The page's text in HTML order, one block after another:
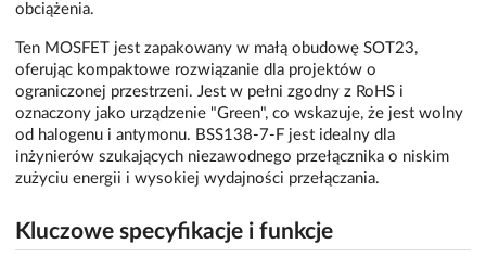
obciążenia.
Ten MOSFET jest zapakowany w małą obudowę SOT23,
oferując kompaktowe rozwiązanie dla projektów o
ograniczonej przestrzeni. Jest w pełni zgodny z RoHS i
oznaczony jako urządzenie "Green", co wskazuje, że jest wolny
od halogenu i antymonu. BSS138-7-F jest idealny dla
inżynierów szukających niezawodnego przełącznika o niskim
zużyciu energii i wysokiej wydajności przełączania.
Kluczowe specyfikacje i funkcje